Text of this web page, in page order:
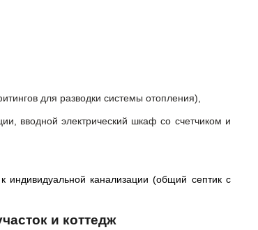
для разводки системы отопления),
вводной электрический шкаф со счетчиком и
канализации (общий септик с
и коттедж